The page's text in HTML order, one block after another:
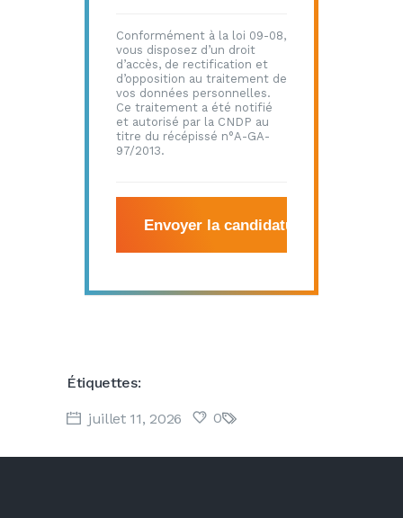
Conformément à la loi 09-08,
vous disposez d’un droit
d’accès, de rectification et
d’opposition au traitement de
vos données personnelles.
Ce traitement a été notifié
et autorisé par la CNDP au
titre du récépissé n°A-GA-
97/2013.
Étiquettes:
juillet 11, 2026 0